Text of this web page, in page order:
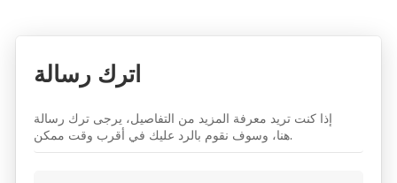
اترك رسالة
إذا كنت تريد معرفة المزيد من التفاصيل، يرجى ترك رسالة
هنا، وسوف نقوم بالرد عليك في أقرب وقت ممكن.